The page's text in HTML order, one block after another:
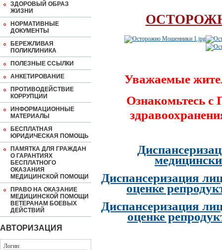
ЗДОРОВЫЙ ОБРАЗ
ЖИЗНИ
НОРМАТИВНЫЕ
ДОКУМЕНТЫ
БЕРЕЖЛИВАЯ
ПОЛИКЛИНИКА
ПОЛЕЗНЫЕ ССЫЛКИ
АНКЕТИРОВАНИЕ
ПРОТИВОДЕЙСТВИЕ
КОРРУПЦИИ
ИНФОРМАЦИОННЫЕ
МАТЕРИАЛЫ
БЕСПЛАТНАЯ
ЮРИДИЧЕСКАЯ ПОМОЩЬ
ПАМЯТКА ДЛЯ ГРАЖДАН
О ГАРАНТИЯХ
БЕСПЛАТНОГО
ОКАЗАНИЯ
МЕДИЦИНСКОЙ ПОМОЩИ
ПРАВО НА ОКАЗАНИЕ
МЕДИЦИНСКОЙ ПОМОЩИ
ВЕТЕРАНАМ БОЕВЫХ
ДЕЙСТВИЙ
АВТОРИЗАЦИЯ
Логин:
Уважаемые
Ознакомьтесь
Диспансеризация
оценке
Диспансеризация
оценке